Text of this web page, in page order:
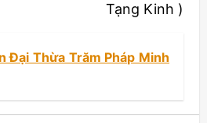
Tạng Kinh )
Đại Thừa Trăm Pháp Minh